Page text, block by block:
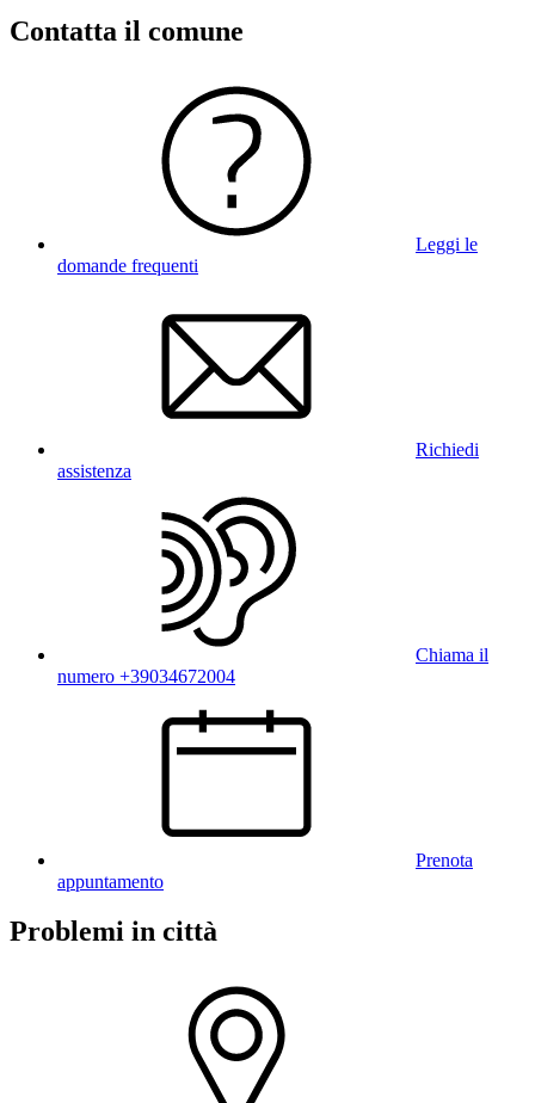
Contatta il comune
Leggi le
domande frequenti
Richiedi
assistenza
Chiama il
numero +39034672004
Prenota
appuntamento
Problemi in città